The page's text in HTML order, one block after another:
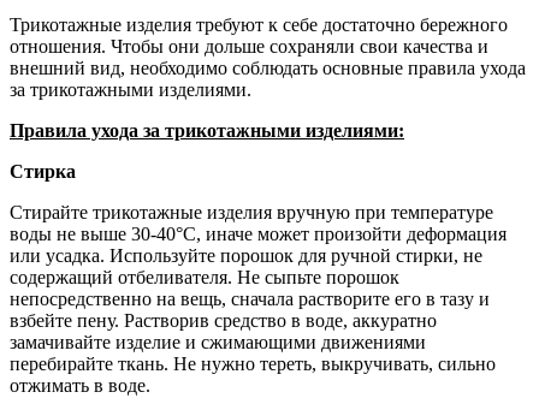
Трикотажные изделия требуют к себе достаточно бережного
отношения. Чтобы они дольше сохраняли свои качества и
внешний вид, необходимо соблюдать основные правила ухода
за трикотажными изделиями.
Правила ухода за трикотажными изделиями:
Стирка
Стирайте трикотажные изделия вручную при температуре
воды не выше 30-40°С, иначе может произойти деформация
или усадка. Используйте порошок для ручной стирки, не
содержащий отбеливателя. Не сыпьте порошок
непосредственно на вещь, сначала растворите его в тазу и
взбейте пену. Растворив средство в воде, аккуратно
замачивайте изделие и сжимающими движениями
перебирайте ткань. Не нужно тереть, выкручивать, сильно
отжимать в воде.